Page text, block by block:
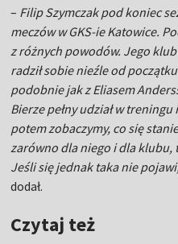
– Filip Szymczak pod koniec
meczów w GKS-ie Katowice.
z różnych powodów. Jego
radził sobie nieźle od
podobnie jak z Eliasem
Bierze pełny udział w
potem zobaczymy, co się
zarówno dla niego i dla klubu,
Jeśli się jednak taka nie
dodał.
Czytaj też